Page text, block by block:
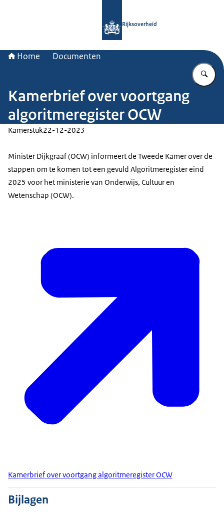
Rijksoverheid
Home Documenten
Kamerbrief over voortgang
algoritmeregister OCW
Kamerstuk22-12-2023
Minister Dijkgraaf (OCW) informeert de Tweede Kamer over de
stappen om te komen tot een gevuld Algoritmeregister eind
2025 voor het ministerie van Onderwijs, Cultuur en
Wetenschap (OCW).
Kamerbrief over voortgang algoritmeregister OCW
Bijlagen